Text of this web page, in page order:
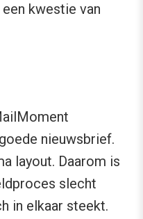
kwestie van
nieuwsbrief.
layout. Daarom is
slecht
in elkaar steekt.